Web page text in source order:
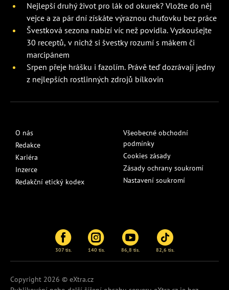
Nejlepší druhý život pro lák od okurek? Vložte do něj
vejce a za pár dní získáte výraznou chuťovku bez práce
Švestková sezona nabízí víc než povidla. Vyzkoušejte
30 receptů, v nichž si švestky rozumí s mákem či
marcipánem
Srpen přeje hrášku i fazolím. Právě teď dozrávají jedny
z nejlepších rostlinných zdrojů bílkovin
O nás
Redakce
Kariéra
Inzerce
Redakční etický kodex
Všeobecné obchodní
podmínky
Cookies zásady
Zásady ochrany soukromí
Nastavení soukromí
307 tis. 140 tis. 86,8 tis. 82,6 tis.
Copyright 2026 © eXtra.cz